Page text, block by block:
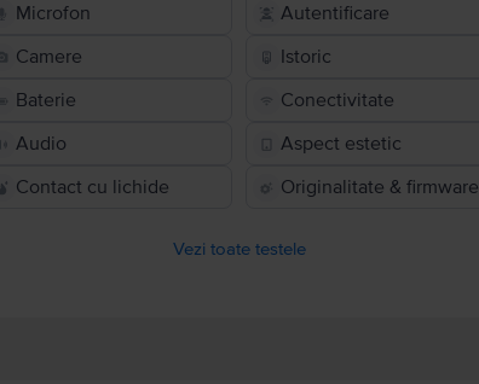
Microfon
Autentificare
Camere
Istoric
Baterie
Conectivitate
Audio
Aspect estetic
Contact cu lichide
Originalitate & firmware
Vezi toate testele